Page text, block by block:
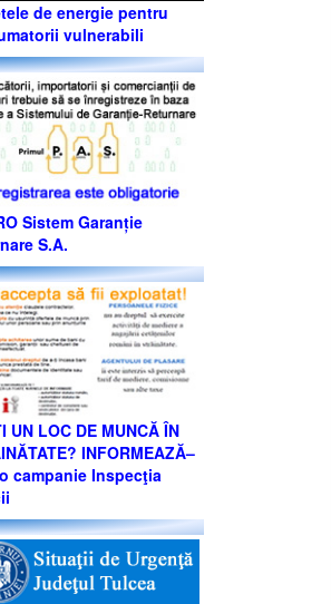
de energie pentru
vulnerabili
Sistem Garanție
S.A.
UN LOC DE MUNCĂ ÎN
INFORMEAZĂ–
campanie Inspecţia